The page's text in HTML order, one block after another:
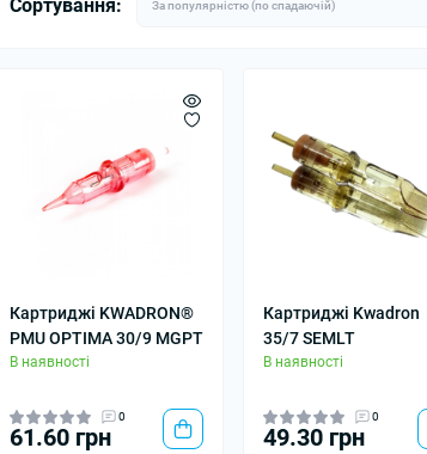
Сортування:
Картриджі KWADRON®
PMU OPTIMA 30/9 MGPT
В наявності
0
61.60 грн
Картриджі Kwadron
35/7 SEMLT
В наявності
0
49.30 грн